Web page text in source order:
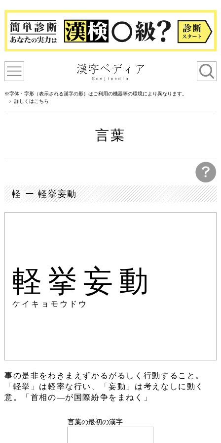
※字体・字形（表示される漢字の形）はご利用の機器等の環境により異なります。
詳しくはこちら
言葉
軽 ー 軽挙妄動
軽挙妄動
ケイキョモウドウ
事の是非をわきまえずかるがるしく行動すること。
「軽挙」は軽率な行い、「妄動」は考えなしに動く
意。「首相の―が国際紛争をまねく」
言葉の最初の漢字